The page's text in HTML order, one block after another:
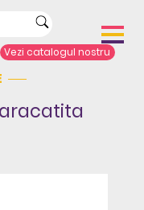
Vezi catalogul nostru